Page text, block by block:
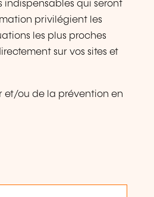
indispensables qui seront
privilégient les
les plus proches
sur vos sites et
et/ou de la prévention en